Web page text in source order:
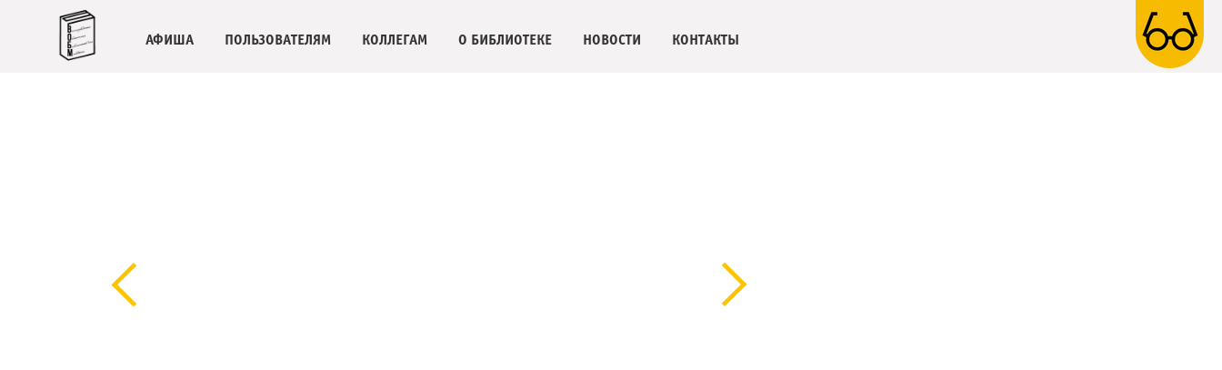
АФИША ПОЛЬЗОВАТЕЛЯМ КОЛЛЕГАМ О БИБЛИОТЕКЕ НОВОСТИ КОНТАКТЫ